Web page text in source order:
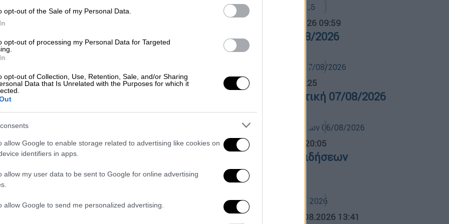
opt-out of the Sale of my Personal Data.
opt-out of processing my Personal Data for Targeted
opt-out of Collection, Use, Retention, Sale, and/or Sharing
Data that Is Unrelated with the Purposes for which it
allow Google to enable storage related to advertising like cookies on
identifiers in apps.
allow my user data to be sent to Google for online advertising
allow Google to send me personalized advertising.
Νικαίας
Superleague2
07.08.2026 09:59
Ώρα Ελλάδος 07/08/2026
Δελτίο... |07.08.2026 14:25
Δελτίο στη νοηματική 07/08/2026
Κεντρικό... 06.08.2026 20:05
Κεντρικό δελτίο ειδήσεων
06/08/2026
ΑΘΛΗΤΙΚΟ ΔΕΛΤΙΟ 07.08.2026 13:41